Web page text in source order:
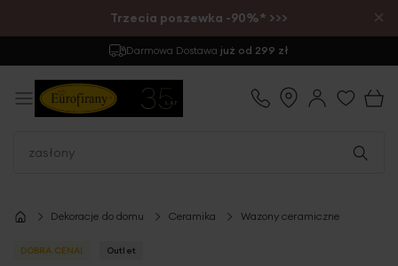
Trzecia poszewka -90%* >>> ×
Darmowa Dostawa już od 299 zł
Dekoracje do domu Ceramika Wazony ceramiczne
DOBRA CENA! Outlet